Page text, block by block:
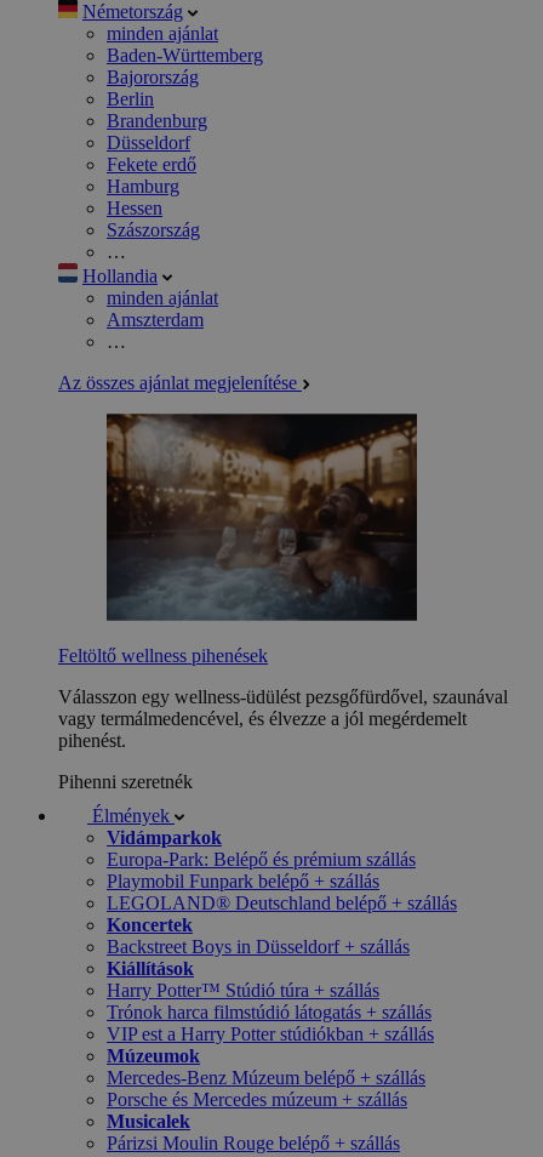
Németország
minden ajánlat
Baden-Württemberg
Bajorország
Berlin
Brandenburg
Düsseldorf
Fekete erdő
Hamburg
Hessen
Szászország
…
Hollandia
minden ajánlat
Amszterdam
…
Az összes ajánlat megjelenítése
Feltöltő wellness pihenések
Válasszon egy wellness-üdülést pezsgőfürdővel, szaunával
vagy termálmedencével, és élvezze a jól megérdemelt
pihenést.
Pihenni szeretnék
Élmények
Vidámparkok
Europa-Park: Belépő és prémium szállás
Playmobil Funpark belépő + szállás
LEGOLAND® Deutschland belépő + szállás
Koncertek
Backstreet Boys in Düsseldorf + szállás
Kiállítások
Harry Potter™ Stúdió túra + szállás
Trónok harca filmstúdió látogatás + szállás
VIP est a Harry Potter stúdiókban + szállás
Múzeumok
Mercedes-Benz Múzeum belépő + szállás
Porsche és Mercedes múzeum + szállás
Musicalek
Párizsi Moulin Rouge belépő + szállás